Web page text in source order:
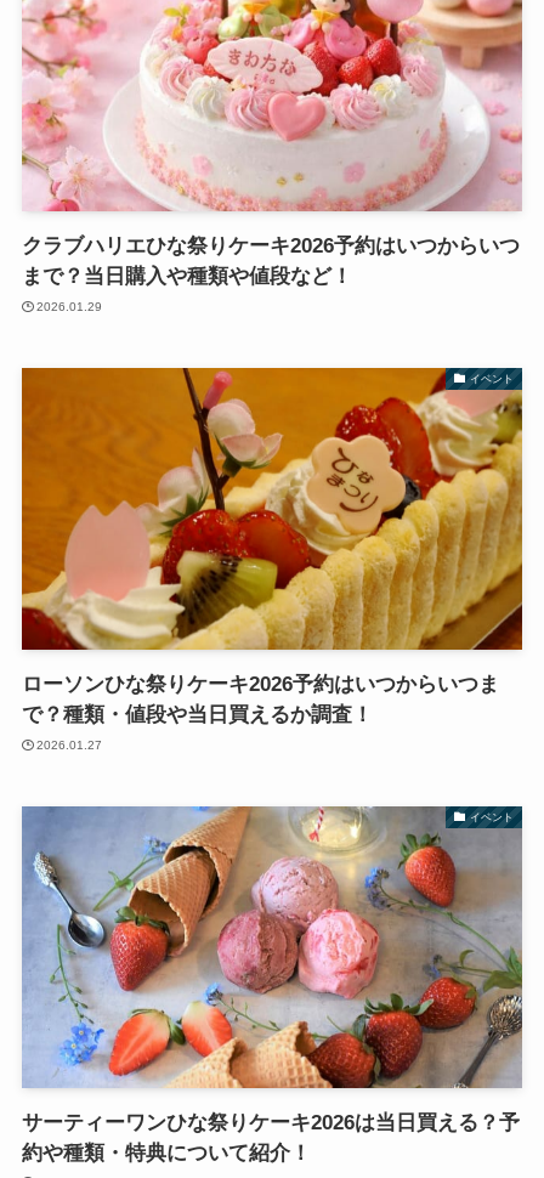
クラブハリエひな祭りケーキ2026予約はいつからいつ
まで？当日購入や種類や値段など！
2026.01.29
イベント
ローソンひな祭りケーキ2026予約はいつからいつま
で？種類・値段や当日買えるか調査！
2026.01.27
イベント
サーティーワンひな祭りケーキ2026は当日買える？予
約や種類・特典について紹介！